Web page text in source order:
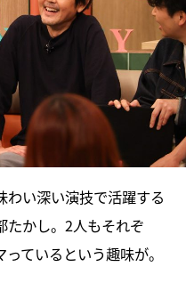
わい深い演技で活躍する
たかし。2人もそれぞ
ているという趣味が。